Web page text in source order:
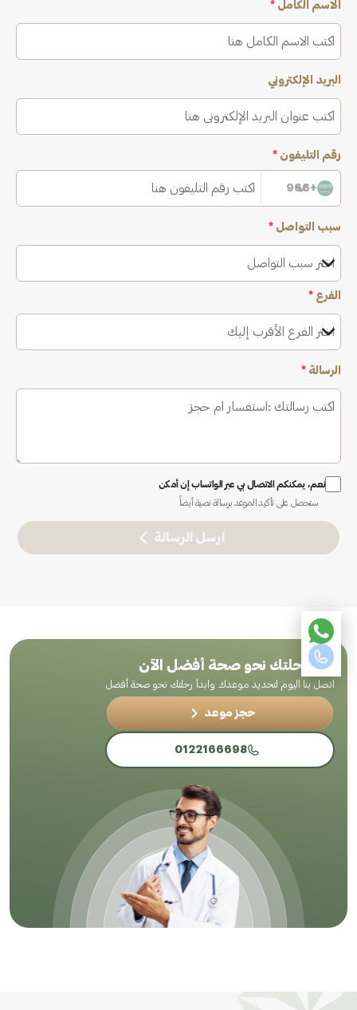
الاسم الكامل *
البريد الإلكتروني
رقم التليفون *
+966
سبب التواصل *
اختر سبب التواصل
الفرع *
اختر الفرع الأقرب إليك
الرسالة *
نعم، يمكنكم الاتصال بي عبر الواتساب إن أمكن
ستحصل على تأكيد الموعد برسالة نصية أيضاً
ارسل الرسالة
ابدأ رحلتك نحو صحة أفضل الآن
اتصل بنا اليوم لتحديد موعدك وابدأ رحلتك نحو صحة أفضل
حجز موعد
0122166698